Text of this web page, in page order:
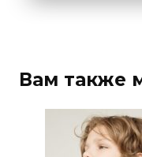
Вам также